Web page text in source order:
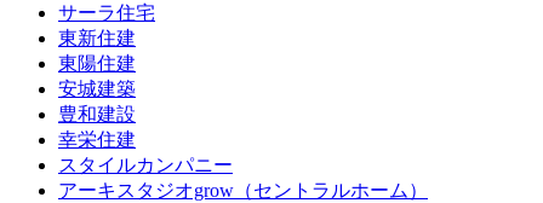
サーラ住宅
東新住建
東陽住建
安城建築
豊和建設
幸栄住建
スタイルカンパニー
アーキスタジオgrow（セントラルホーム）